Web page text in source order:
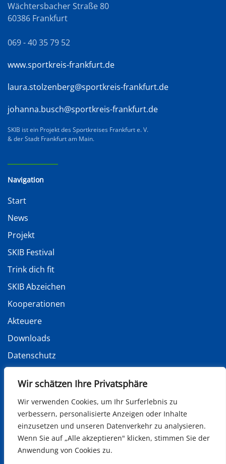
Wir schätzen Ihre Privatsphäre
Wir verwenden Cookies, um Ihr Surferlebnis zu
verbessern, personalisierte Anzeigen oder Inhalte
einzusetzen und unseren Datenverkehr zu analysieren.
Wenn Sie auf „Alle akzeptieren" klicken, stimmen Sie der
Anwendung von Cookies zu.
Wächtersbacher Straße 80
60386 Frankfurt
069 - 40 35 79 52
www.sportkreis-frankfurt.de
laura.stolzenberg@sportkreis-frankfurt.de
johanna.busch@sportkreis-frankfurt.de
SKIB ist ein Projekt des Sportkreises Frankfurt e. V.
& der Stadt Frankfurt am Main.
Navigation
Start
News
Projekt
SKIB Festival
Trink dich fit
SKIB Abzeichen
Kooperationen
Akteuere
Downloads
Datenschutz
Soziale Netzwerke